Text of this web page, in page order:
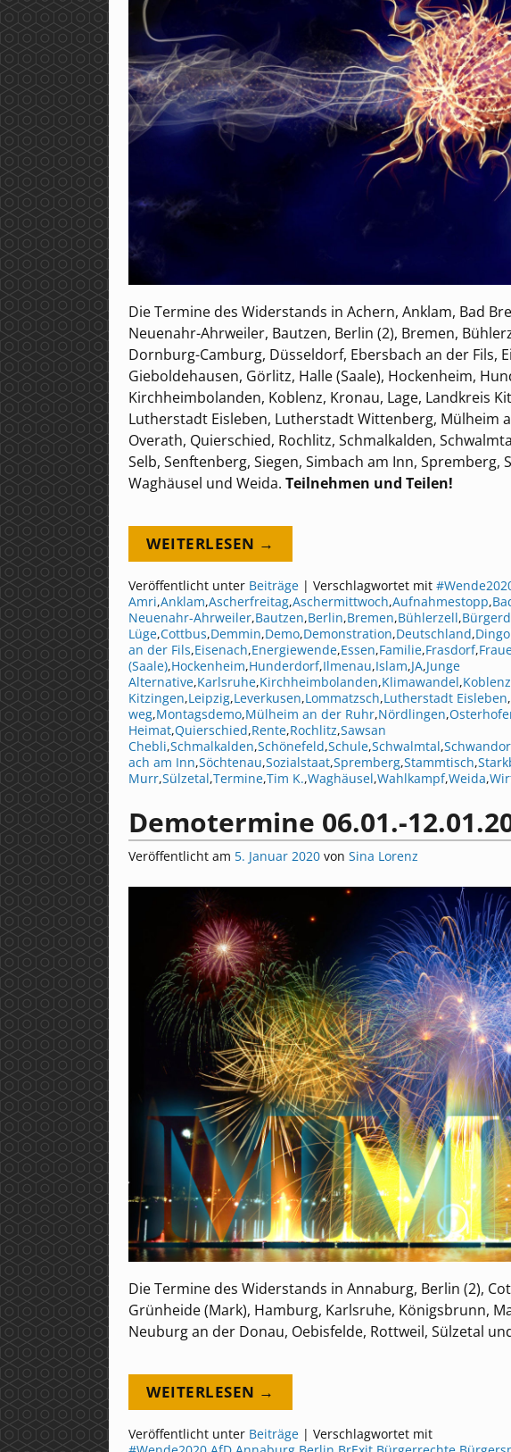
Die Termine des Widerstands in Achern, Anklam, Bad
Neuenahr-Ahrweiler, Bautzen, Berlin (2), Bremen,
Dornburg-Camburg, Düsseldorf, Ebersbach an der Fils,
Gieboldehausen, Görlitz, Halle (Saale), Hockenheim,
Kirchheimbolanden, Koblenz, Kronau, Lage, Landkreis
Lutherstadt Eisleben, Lutherstadt Wittenberg, Mülheim
Overath, Quierschied, Rochlitz, Schmalkalden,
Selb, Senftenberg, Siegen, Simbach am Inn,
Waghäusel und Weida. Teilnehmen und Teilen!
WEITERLESEN →
Veröffentlicht unter Beiträge | Verschlagwortet mit
Amri,Anklam,Ascherfreitag,Aschermittwoch,Aufnahmestopp,
Neuenahr-Ahrweiler,Bautzen,Berlin,Bremen,Bühlerzell,
Lüge,Cottbus,Demmin,Demo,Demonstration,Deutschland,
an der Fils,Eisenach,Energiewende,Essen,Familie,Frasdorf,
(Saale),Hockenheim,Hunderdorf,Ilmenau,Islam,JA,Junge
Alternative,Karlsruhe,Kirchheimbolanden,Klimawandel,Koblenz
Kitzingen,Leipzig,Leverkusen,Lommatzsch,Lutherstadt Eisleben,
weg,Montagsdemo,Mülheim an der Ruhr,Nördlingen,
Heimat,Quierschied,Rente,Rochlitz,Sawsan
Chebli,Schmalkalden,Schönefeld,Schule,Schwalmtal,
ach am Inn,Söchtenau,Sozialstaat,Spremberg,Stammtisch,
Murr,Sülzetal,Termine,Tim K.,Waghäusel,Wahlkampf,Weida,
Demotermine 06.01.-
Veröffentlicht am 5. Januar 2020 von Sina Lorenz
Die Termine des Widerstands in Annaburg, Berlin (2),
Grünheide (Mark), Hamburg, Karlsruhe, Königsbrunn,
Neuburg an der Donau, Oebisfelde, Rottweil, Sülzetal
WEITERLESEN →
Veröffentlicht unter Beiträge | Verschlagwortet mit